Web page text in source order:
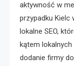
aktywność w
przypadku Kielc
lokalne SEO,
kątem
dodanie firmy